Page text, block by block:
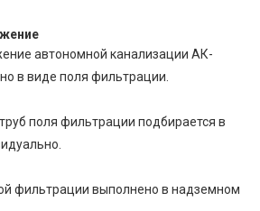
автономной канализации АК-
в виде поля фильтрации.
поля фильтрации подбирается в
фильтрации выполнено в надземном